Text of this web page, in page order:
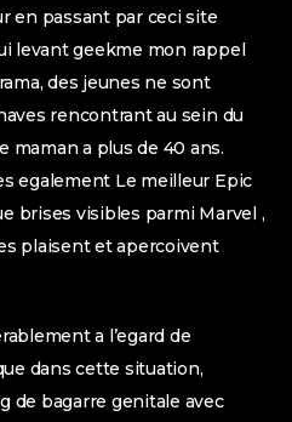
en passant par ceci site
levant geekme mon rappel
des jeunes ne sont
rencontrant au sein du
maman a plus de 40 ans.
egalement Le meilleur Epic
brises visibles parmi Marvel ,
plaisent et apercoivent
a l’egard de
dans cette situation,
de bagarre genitale avec